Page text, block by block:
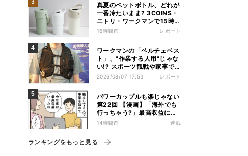
真夏のペットボトル、どれが
一番冷たいまま? 3COINS・
ニトリ・ワークマンで15時間
検証してみた
16時間前 レポート
ワークマンの「ペルチェベス
ト」、"作業する人用"じゃな
い!? スポーツ観戦や家事で
の熱中症&冷え対策に――話
2026/08/07 17:53 レポート
パワーカップルも楽じゃない
第22回 【漫画】「海外でも
行っちゃう?」最高収益に喜
ぶ夫婦、直後に届いた“通知
14時間前 連載
ランキングをもっと見る